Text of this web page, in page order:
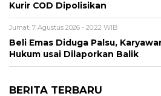
Kurir COD Dipolisikan
Jumat, 7 Agustus 2026 - 20:22 WIB
Beli Emas Diduga Palsu,
Hukum usai Dilaporkan Balik
BERITA TERBARU